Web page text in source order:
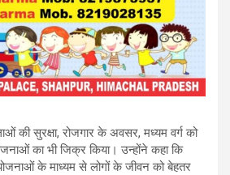
की सुरक्षा, रोजगार के अवसर, मध्यम वर्ग को
का भी जिक्र किया। उन्होंने कहा कि
के माध्यम से लोगों के जीवन को बेहतर